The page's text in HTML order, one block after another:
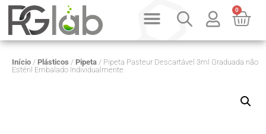
0
Início / Plásticos / Pipeta / Pipeta Pasteur Descartável 3ml Graduada não
Estéril Embalado Individualmente